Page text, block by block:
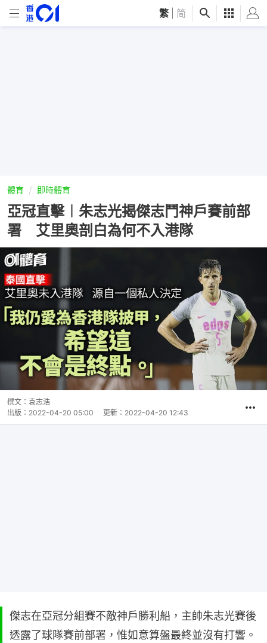
繁 简
體育 即時體育
亞冠直擊︱朱志光揭傑志鬥神戶賽前部
署 艾里奧剖白為何不入港隊
撰文： 袁志浩
出版： 2022-04-20 05:00 更新： 2022-04-20 12:43
傑志在亞冠分組賽不敵神戶勝利船，主帥朱志光賽後
透露了球隊賽前部署，惟如意算盤最終並沒有打響。